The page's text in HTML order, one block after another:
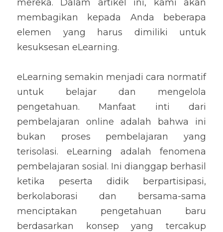
mereka. Dalam artikel ini, kami akan
membagikan kepada Anda beberapa
elemen yang harus dimiliki untuk
kesuksesan eLearning.
eLearning semakin menjadi cara normatif
untuk belajar dan mengelola
pengetahuan. Manfaat inti dari
pembelajaran online adalah bahwa ini
bukan proses pembelajaran yang
terisolasi. eLearning adalah fenomena
pembelajaran sosial. Ini dianggap berhasil
ketika peserta didik berpartisipasi,
berkolaborasi dan bersama-sama
menciptakan pengetahuan baru
berdasarkan konsep yang tercakup